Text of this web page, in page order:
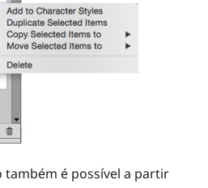
é possível a partir